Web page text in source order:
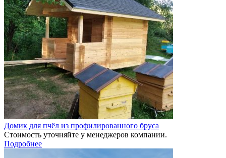
Домик для пчёл из профилированного бруса
Стоимость уточняйте у менеджеров компании.
Подробнее